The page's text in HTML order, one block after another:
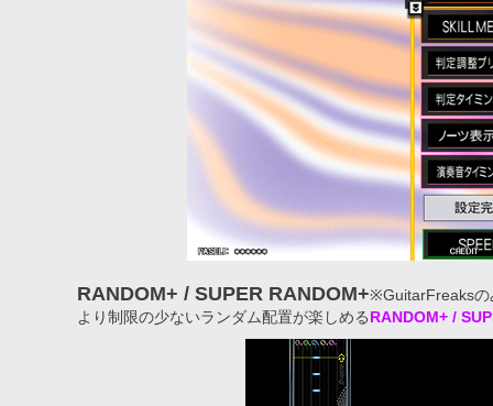
RANDOM+ / SUPER RANDOM+※GuitarFreaksの
より制限の少ないランダム配置が楽しめるRANDOM+ /